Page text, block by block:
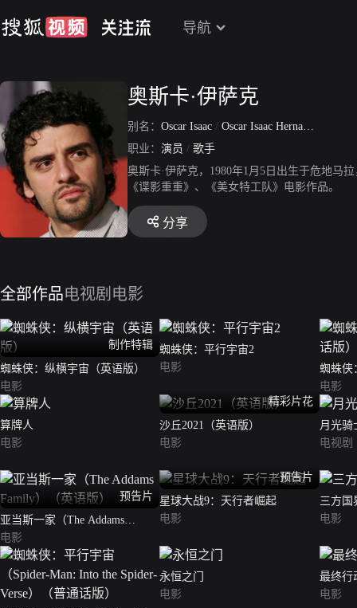
导航
奥斯卡·伊萨克
别名： Oscar Isaac / Oscar Isaac Hernandez
职业： 演员 / 歌手
奥斯卡·伊萨克，1980年1月5日出生于危地马
《谍影重重》、《美女特工队》电影作品。
分享
全部作品电视剧 电影
制作特辑
蜘蛛侠：纵横宇宙（英语版）
电影
蜘蛛侠：平行宇宙2
电影
蜘蛛侠
电影
算牌人
电影
精彩片花
沙丘2021（英语版）
电影
月光骑
电视剧
预告片
亚当斯一家（The Addams
Family）（英语版）
电影
预告片
星球大战9：天行者崛起
电影
三方国
电影
永恒之门
电影
最终行
电影